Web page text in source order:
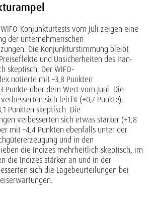
Konjunkturtests vom Juli zeigen eine
der unternehmerischen
Die Konjunkturstimmung bleibt
und Unsicherheiten des Iran-
skeptisch. Der WIFO-
notierte mit –3,8 Punkten
Punkte über dem Wert vom Juni. Die
sich leicht (+0,7 Punkte),
Punkten skeptisch. Die
verbesserten sich etwas stärker (+1,8
mit –4,4 Punkten ebenfalls unter der
und in den
die Indizes mehrheitlich skeptisch, im
die Indizes stärker an und in der
sich die Lagebeurteilungen bei